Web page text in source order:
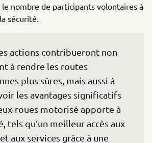
nombre de participants volontaires à
sécurité.
actions contribueront non
à rendre les routes
plus sûres, mais aussi à
les avantages significatifs
roues motorisé apporte à
tels qu’un meilleur accès aux
aux services grâce à une